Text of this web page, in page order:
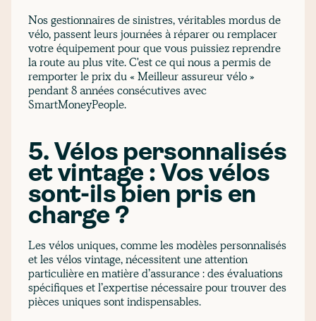
Nos gestionnaires de sinistres, véritables mordus de
vélo, passent leurs journées à réparer ou remplacer
votre équipement pour que vous puissiez reprendre
la route au plus vite. C'est ce qui nous a permis de
remporter le prix du « Meilleur assureur vélo »
pendant 8 années consécutives avec
SmartMoneyPeople.
5. Vélos personnalisés
et vintage : Vos vélos
sont-ils bien pris en
charge ?
Les vélos uniques, comme les modèles personnalisés
et les vélos vintage, nécessitent une attention
particulière en matière d’assurance : des évaluations
spécifiques et l’expertise nécessaire pour trouver des
pièces uniques sont indispensables.